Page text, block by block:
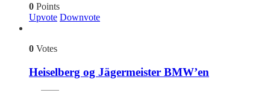
0 Points
Upvote Downvote
0 Votes
Heiselberg og Jägermeister BMW’en